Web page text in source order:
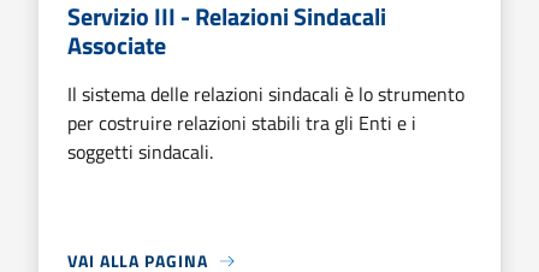
Servizio III - Relazioni Sindacali
Associate
Il sistema delle relazioni sindacali è lo strumento
per costruire relazioni stabili tra gli Enti e i
soggetti sindacali.
VAI ALLA PAGINA